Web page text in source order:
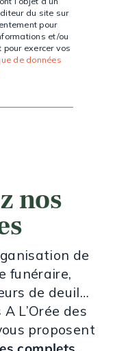
du site sur
pour
et/ou
exercer vos
de données
nos
de
funéraire,
de deuil…
L’Orée des
proposent